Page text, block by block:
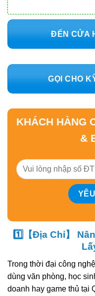
ĐẾN CỬA
GỌI CHO
KHÁCH HÀNG
&
1️⃣【Địa Chỉ】
Trong thời đại công
dùng văn phòng, học
doanh hay game thủ tại